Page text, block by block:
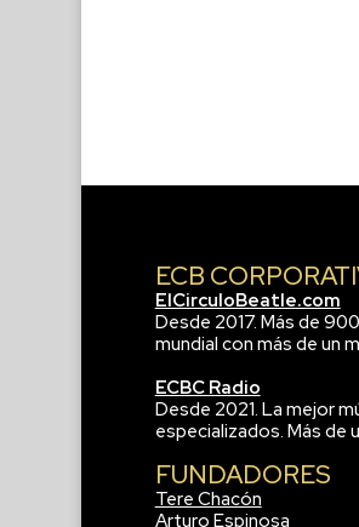
ECB
ElCirculoBeatle.com
Desde 2017. Más de
mundial con más de un
ECBC Radio
Desde 2021. La mejor
especializados. Más de
FUNDADORES
Tere Chacón
Arturo Espinosa